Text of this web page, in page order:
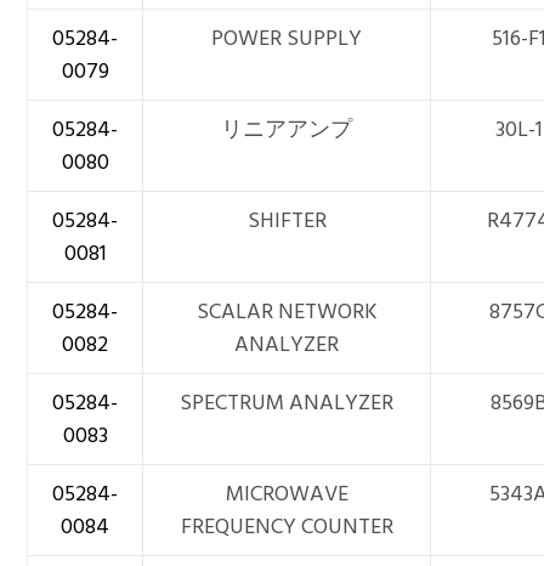
05284-
0079
POWER SUPPLY 516-
05284-
0080
リニアアンプ 30L-1
05284-
0081
SHIFTER
05284-
0082
SCALAR NETWORK
ANALYZER
05284-
0083
SPECTRUM ANALYZER
05284-
0084
MICROWAVE
FREQUENCY COUNTER